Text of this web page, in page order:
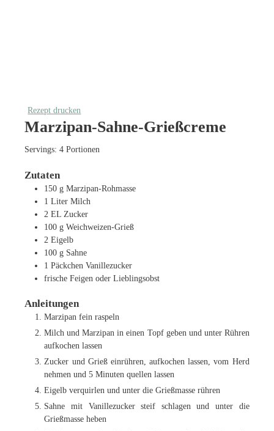
Rezept drucken
Marzipan-Sahne-Grießcreme
Servings:4 Portionen
Zutaten
150 g Marzipan-Rohmasse
1 Liter Milch
2 EL Zucker
100 g Weichweizen-Grieß
2 Eigelb
100 g Sahne
1 Päckchen Vanillezucker
frische Feigen oder Lieblingsobst
Anleitungen
Marzipan fein raspeln
Milch und Marzipan in einen Topf geben und unter Rühren
aufkochen lassen
Zucker und Grieß einrühren, aufkochen lassen, vom Herd
nehmen und 5 Minuten quellen lassen
Eigelb verquirlen und unter die Grießmasse rühren
Sahne mit Vanillezucker steif schlagen und unter die
Grießmasse heben